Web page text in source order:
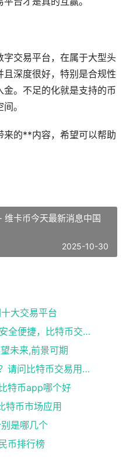
交易平台，在属于大型头
深度很好，特别是合规性
。不足的化就是支持的币
。
来的**内容，希望可以帮助
卡币今天最新消息中国
2025-10-30
大交易平台
12年的时候怎么买比特币？安全便捷，比特币交易首选
未来,前景可期
哪里能下载比特币软件下载？请问比特币交易用什么软件
特币app哪个好
特币市场应用
是哪几个
币排行榜